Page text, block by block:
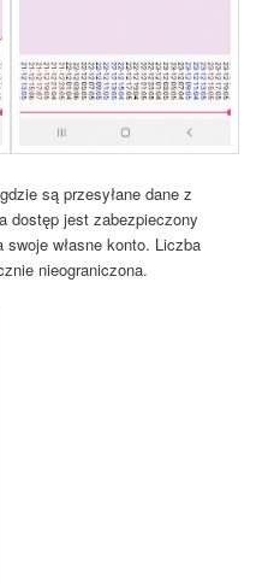
są przesyłane dane z
dostęp jest zabezpieczony
własne konto. Liczba
nieograniczona.